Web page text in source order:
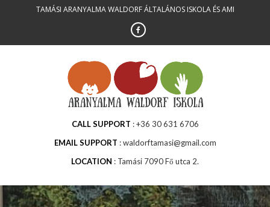
TAMÁSI ARANYALMA WALDORF ÁLTALÁNOS ISKOLA ÉS AMI
CALL SUPPORT
+36 30 631 6706
EMAIL SUPPORT
waldorftamasi@gmail.com
LOCATION
Tamási 7090 Fő utca 2.